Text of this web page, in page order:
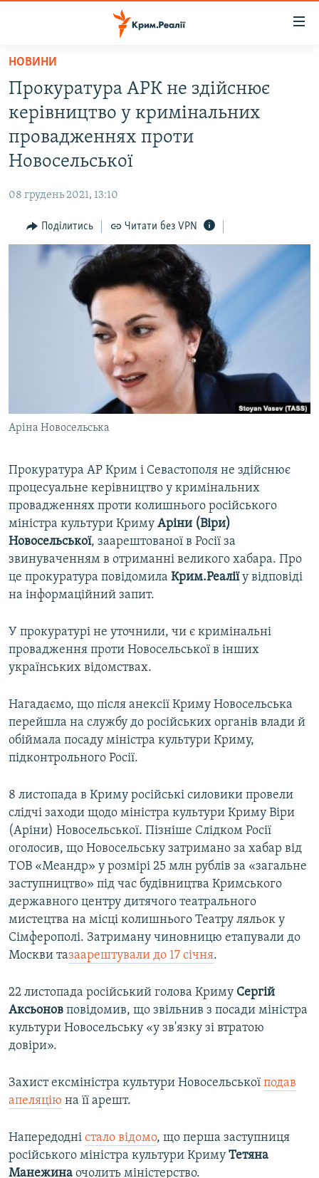
Перейти
основного
матеріалу
Перейти
до
основної
Перейти
пошуку
ВОДА.КРИМ
ВІДЕО ТА ФОТО
ПОЛІТИКА
ПОГЛЯД
ІНТЕРВ'Ю
ВСЕ ЗА ДЕНЬ
СПЕЦПРОЕКТИ
ВІДЕОУРОКИ «ELIFBE»
СВІДЧЕННЯ ОКУПАЦІЇ
УКРАЇНСЬКА ПРОБЛЕМА КРИМУ
ЯК ОБІЙТИ БЛОКУВАННЯ
Усі сайти RFE/RL
НОВИНИ
Прокуратура АРК не здійснює
керівництво у кримінальних
провадженнях проти
Новосельської
08 грудень 2021, 13:10
Поділитись Читати без VPN
Аріна Новосельська
Прокуратура АР Крим і Севастополя не здійснює
процесуальне керівництво у кримінальних
провадженнях проти колишнього російського
міністра культури Криму Аріни (Віри)
Новосельської, заарештованої в Росії за
звинуваченням в отриманні великого хабара. Про
це прокуратура повідомила Крим.Реаліїу відповіді
на інформаційний запит.
У прокуратурі не уточнили, чи є кримінальні
провадження проти Новосельської в інших
українських відомствах.
Нагадаємо, що після анексії Криму Новосельська
перейшла на службу до російських органів влади й
обіймала посаду міністра культури Криму,
підконтрольного Росії.
8 листопада в Криму російські силовики провели
слідчі заходи щодо міністра культури Криму Віри
(Аріни) Новосельської. Пізніше Слідком Росії
оголосив, що Новосельську затримано за хабар від
ТОВ «Меандр» у розмірі 25 млн рублів за «загальне
заступництво» під час будівництва Кримського
державного центру дитячого театрального
мистецтва на місці колишнього Театру ляльок у
Сімферополі. Затриману чиновницю етапували до
Москви тазаарештували до 17 січня.
22 листопада російський голова Криму Сергій
Аксьонов повідомив, що звільнив з посади міністра
культури Новосельську «у зв'язку зі втратою
довіри».
Захист ексміністра культури Новосельської подав
апеляцію на її арешт.
Напередодні стало відомо, що перша заступниця
російського міністра культури Криму Тетяна
Манежина очолить міністерство.